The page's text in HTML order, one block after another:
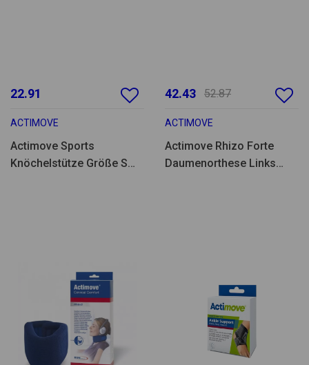
22.91
ACTIMOVE
Actimove Sports
Knöchelstütze Größe S
42.43 52.87
ACTIMOVE
Actimove Rhizo Forte
Daumenorthese Links